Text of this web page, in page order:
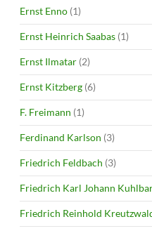
Ernst Enno (1)
Ernst Heinrich Saabas (1)
Ernst Ilmatar (2)
Ernst Kitzberg (6)
F. Freimann (1)
Ferdinand Karlson (3)
Friedrich Feldbach (3)
Friedrich Karl Johann
Friedrich Reinhold